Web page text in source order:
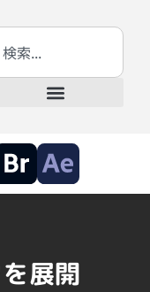
を展開